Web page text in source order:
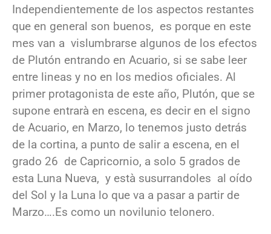
Independientemente de los aspectos restantes
que en general son buenos, es porque en este
mes van a vislumbrarse algunos de los efectos
de Plutón entrando en Acuario, si se sabe leer
entre lineas y no en los medios oficiales. Al
primer protagonista de este año, Plutón, que se
supone entrarà en escena, es decir en el signo
de Acuario, en Marzo, lo tenemos justo detrás
de la cortina, a punto de salir a escena, en el
grado 26 de Capricornio, a solo 5 grados de
esta Luna Nueva, y està susurrandoles al oído
del Sol y la Luna lo que va a pasar a partir de
Marzo….Es como un novilunio telonero.